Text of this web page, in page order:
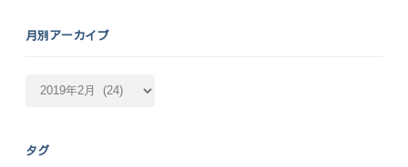
月別アーカイブ
カ
タグ